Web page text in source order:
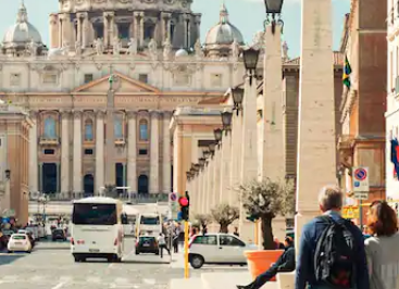
para cima e para baixo do teclado ou tocando e